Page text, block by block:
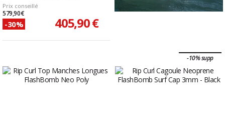
Prix conseillé
579,90 €
-30% 405,90 €
-10% supp